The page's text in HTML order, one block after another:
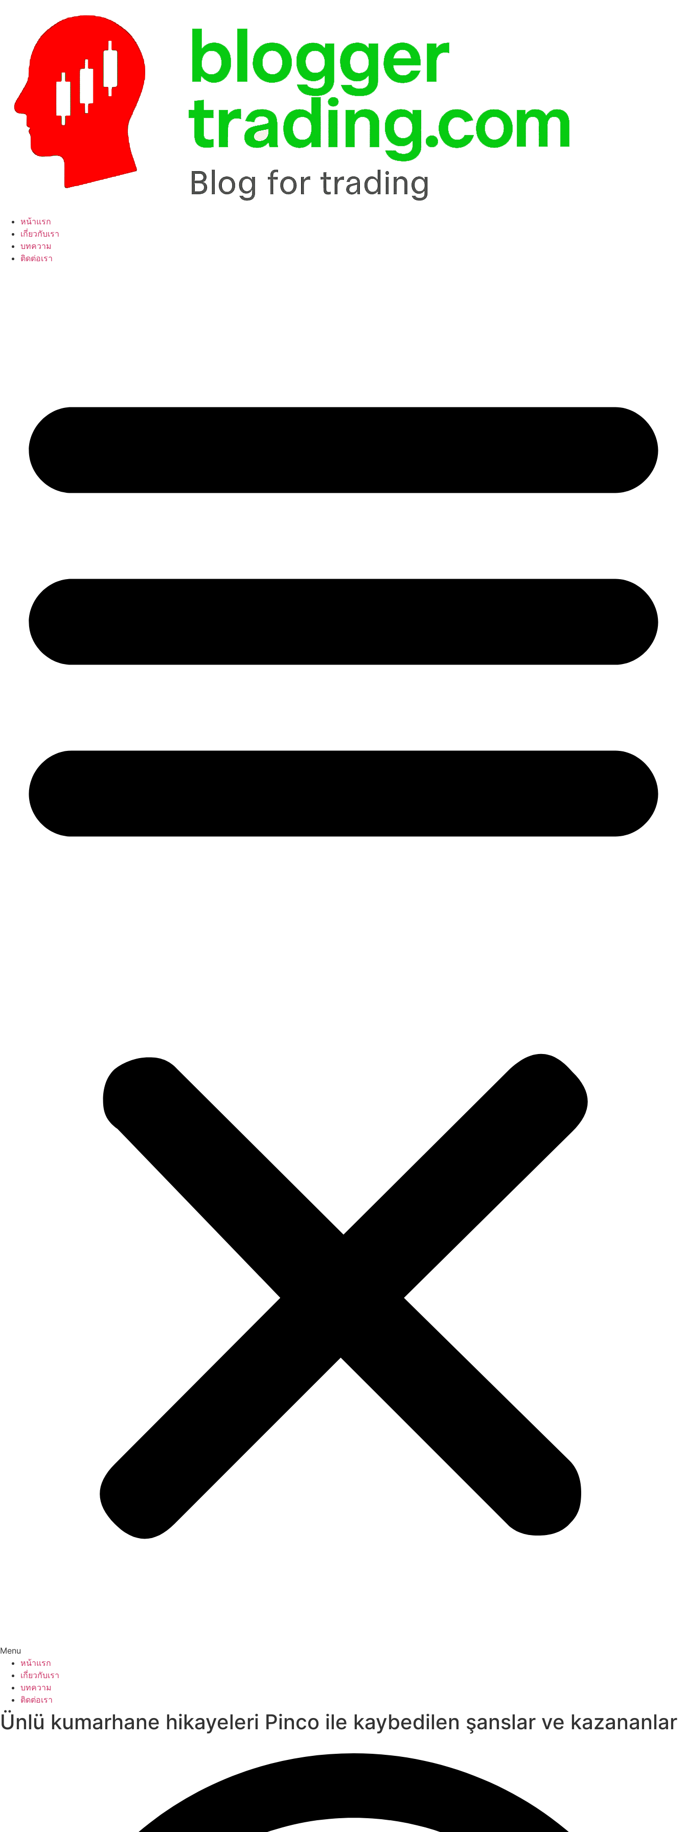
หน้าแรก
เกี่ยวกับเรา
บทความ
ติดต่อเรา
Menu
หน้าแรก
เกี่ยวกับเรา
บทความ
ติดต่อเรา
Ünlü kumarhane hikayeleri Pinco ile kaybedilen şanslar ve kazananlar